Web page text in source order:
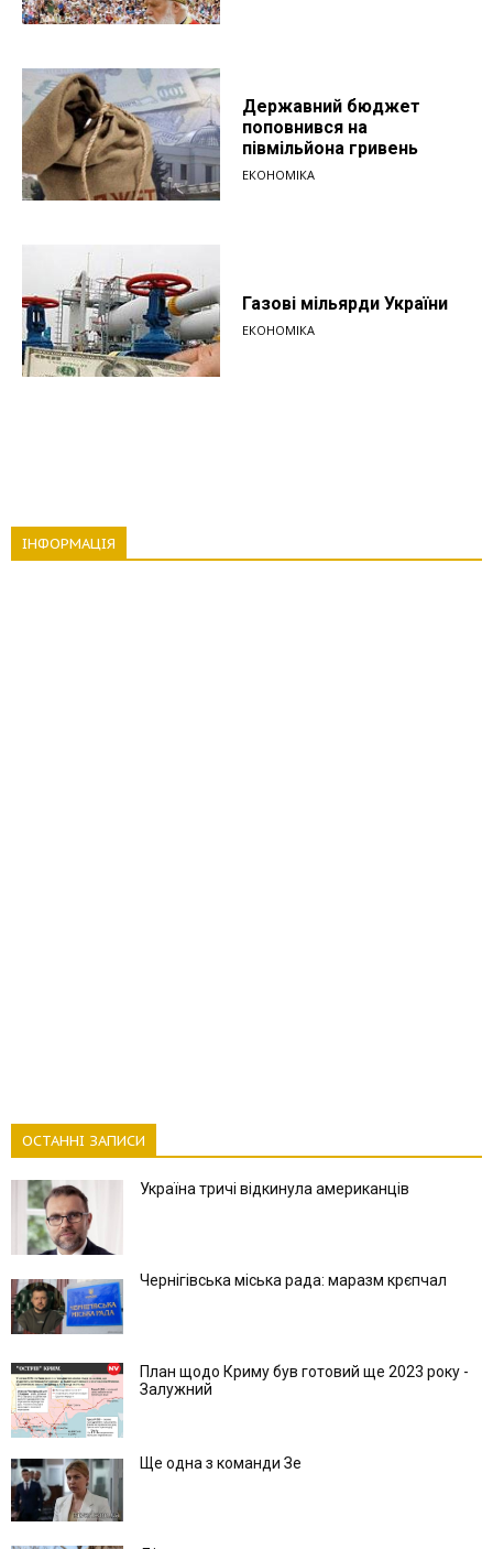
Державний бюджет
поповнився на
півмільйона гривень
ЕКОНОМІКА
Газові мільярди України
ЕКОНОМІКА
ІНФОРМАЦІЯ
ОСТАННІ ЗАПИСИ
Україна тричі відкинула американців
Чернігівська міська рада: маразм крєпчал
План щодо Криму був готовий ще 2023 року -
Залужний
Ще одна з команди Зе